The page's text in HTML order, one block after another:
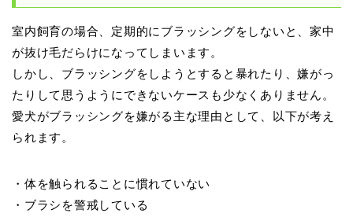
室内飼育の場合、定期的にブラッシングをしないと、家中
が抜け毛だらけになってしまいます。
しかし、ブラッシングをしようとすると暴れたり、嫌がっ
たりして思うようにできないケースも少なくありません。
愛犬がブラッシングを嫌がる主な理由として、以下が考え
られます。
・体を触られることに慣れていない
・ブラシを警戒している